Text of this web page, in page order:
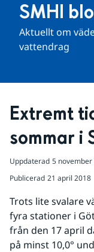
SMHI
Aktuellt om
vattendrag
Extremt
sommar i
Uppdaterad 5 november
Publicerad 21 april 2018
Trots lite svalare
fyra stationer i
från den 17 april
på minst 10,0°